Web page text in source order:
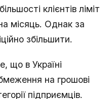
клієнтів ліміт
місяць. Однак за
збільшити.
що в Україні
на грошові
підприємців.